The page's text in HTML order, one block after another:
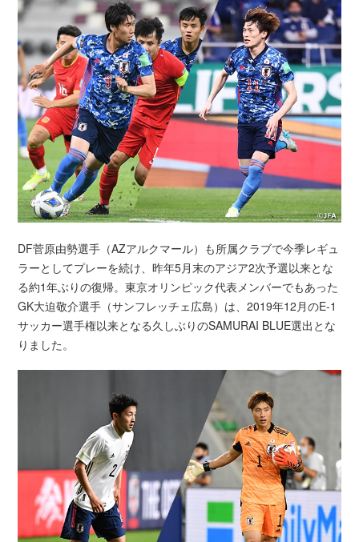
DF菅原由勢選手（AZアルクマール）も所属クラブで今季レギュ
ラーとしてプレーを続け、昨年5月末のアジア2次予選以来とな
る約1年ぶりの復帰。東京オリンピック代表メンバーでもあった
GK大迫敬介選手（サンフレッチェ広島）は、2019年12月のE-1
サッカー選手権以来となる久しぶりのSAMURAI BLUE選出とな
りました。